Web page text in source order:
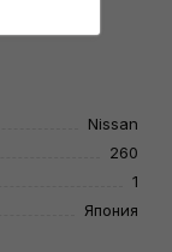
Nissan
260
1
Япония